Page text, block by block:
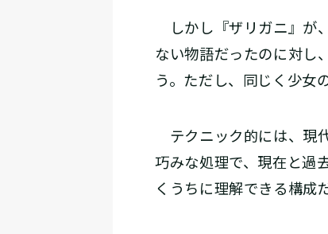
しかし『ザリガニ』が
ない物語だったのに対し
う。ただし、同じく少女
テクニック的には、現
巧みな処理で、現在と過
くうちに理解できる構成だ